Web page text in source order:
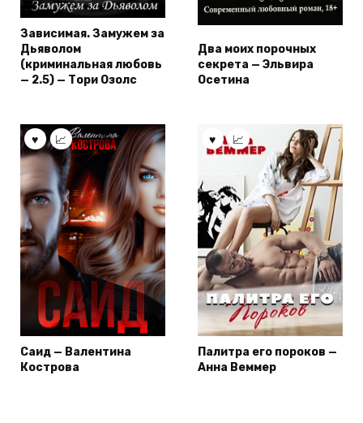
Зависимая. Замужем за
Дьяволом
(криминальная любовь
— 2.5) — Тори Озолс
Два моих порочных
секрета — Эльвира
Осетина
Саид — Валентина
Кострова
Палитра его пороков —
Анна Веммер